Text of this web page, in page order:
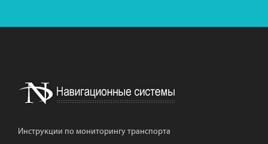
Инструкции по мониторингу транспорта